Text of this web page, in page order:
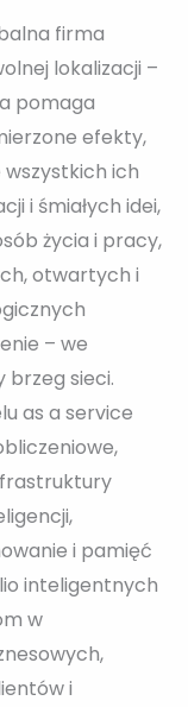
firma
lokalizacji –
pomaga
efekty,
ich
i śmiałych idei,
życia i pracy,
otwartych i
– we
brzeg sieci.
as a service
i pamięć
inteligentnych
w
i